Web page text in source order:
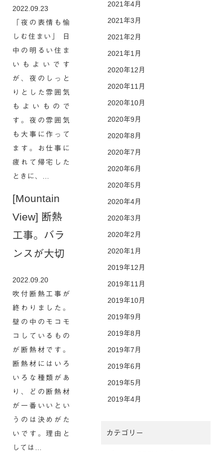
2022.09.23
「夜の表情も愉
しむ住まい」 日
中の明るい住ま
いもよいです
が、夜のしっと
りとした雰囲気
もよいもので
す。夜の雰囲気
も大事に作って
ます。お仕事に
疲れて帰宅した
ときに、…
[Mountain
View] 断熱
工事。バラ
ンスが大切
2022.09.20
吹付断熱工事が
終わりました。
壁の中のモコモ
コしているもの
が断熱材です。
断熱材にはいろ
いろな種類があ
り、どの断熱材
が一番いいとい
うのは決めがた
いです。理由と
しては…
2021年4月
2021年3月
2021年2月
2021年1月
2020年12月
2020年11月
2020年10月
2020年9月
2020年8月
2020年7月
2020年6月
2020年5月
2020年4月
2020年3月
2020年2月
2020年1月
2019年12月
2019年11月
2019年10月
2019年9月
2019年8月
2019年7月
2019年6月
2019年5月
2019年4月
カテゴリー